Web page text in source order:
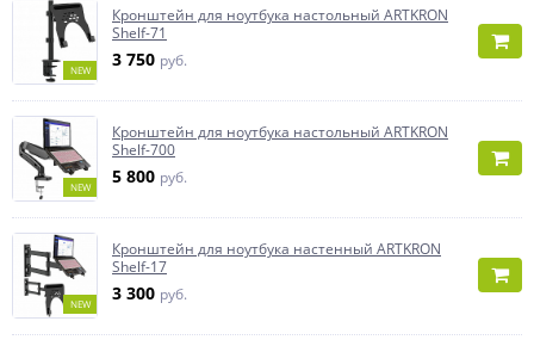
NEW
Кронштейн для ноутбука настольный ARTKRON
Shelf-71
3 750 руб.
NEW
Кронштейн для ноутбука настольный ARTKRON
Shelf-700
5 800 руб.
NEW
Кронштейн для ноутбука настенный ARTKRON
Shelf-17
3 300 руб.